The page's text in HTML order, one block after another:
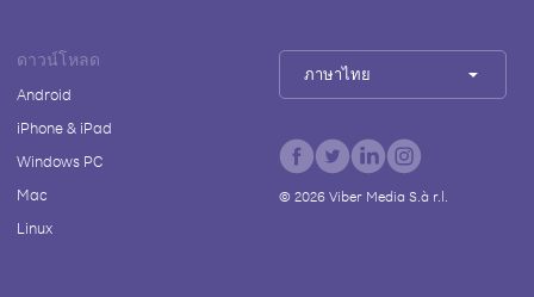
ดาวน์โหลด
Android
iPhone & iPad
Windows PC
Mac
Linux
ภาษาไทย
© 2026Viber Media S.à r.l.